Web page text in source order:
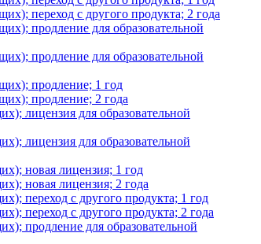
переход с другого продукта; 2 года
продление для образовательной
продление для образовательной
продление; 1 год
продление; 2 года
лицензия для образовательной
лицензия для образовательной
новая лицензия; 1 год
новая лицензия; 2 года
переход с другого продукта; 1 год
переход с другого продукта; 2 года
продление для образовательной